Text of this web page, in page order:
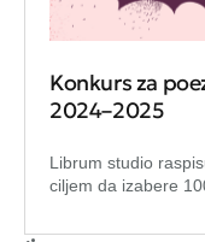
Konkurs za
2024–2025
Librum studio
ciljem da izabere